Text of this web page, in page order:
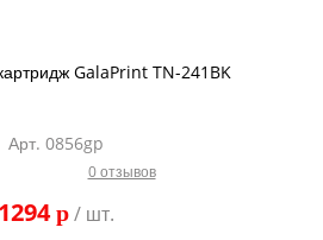
GalaPrint TN-241BK
Арт. 0856gp
0 отзывов
1294p/ шт.